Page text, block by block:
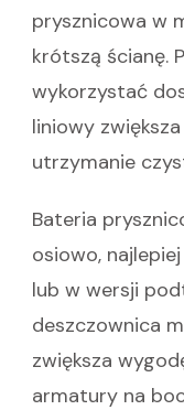
prysznicowa w
krótszą ścianę.
wykorzystać
liniowy
utrzymanie
Bateria
osiowo,
lub w wersji
deszczownica
zwiększa
armatury na